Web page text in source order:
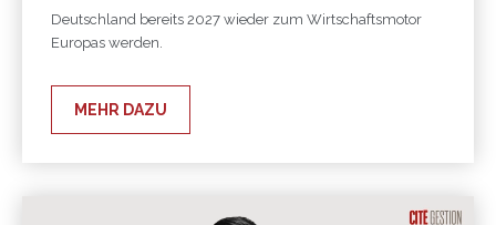
Deutschland bereits 2027 wieder zum Wirtschaftsmotor
Europas werden.
MEHR DAZU